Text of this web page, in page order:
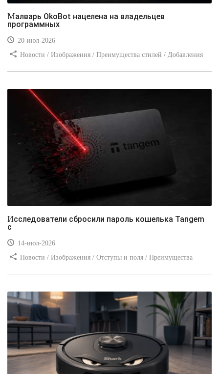
Малварь OkoBot нацелена на владельцев
программных
20-июл-2026
Новости / Изображения / Преимущества стилей / Добавления
Исследователи сбросили пароль кошелька Tangem
с
14-июл-2026
Новости / Изображения / Отступы и поля / Преимущества